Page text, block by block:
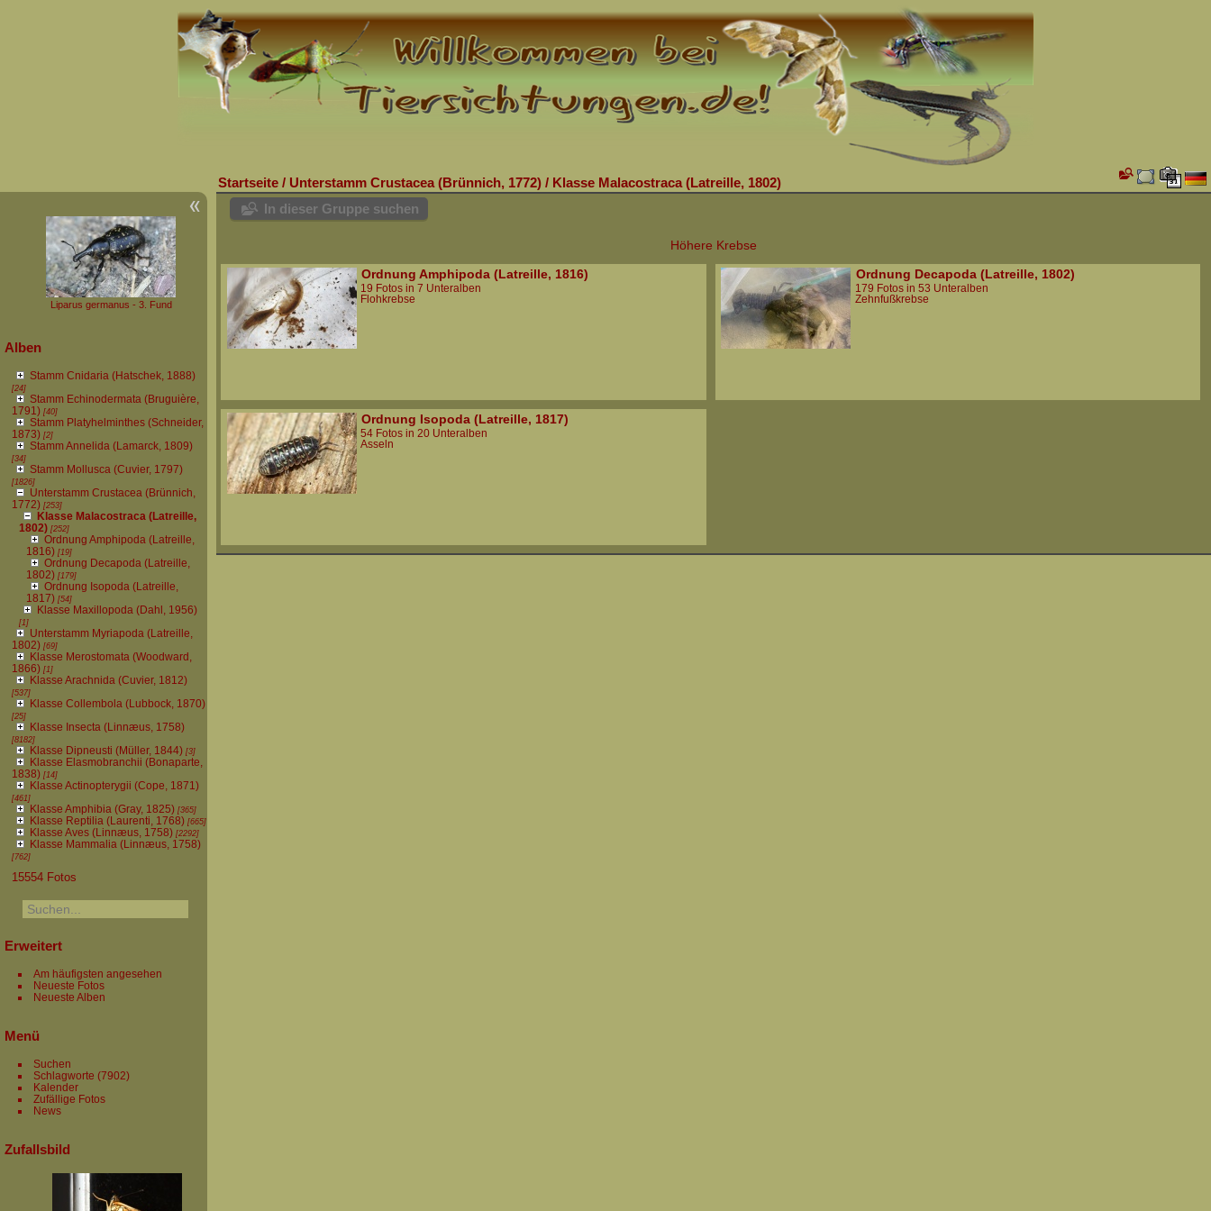
Liparus germanus - 3. Fund
Alben
Stamm Cnidaria (Hatschek, 1888)
[24]
Stamm Echinodermata (Bruguière,
1791)[40]
Stamm Platyhelminthes (Schneider,
1873)[2]
Stamm Annelida (Lamarck, 1809)
[34]
Stamm Mollusca (Cuvier, 1797)
[1826]
Unterstamm Crustacea (Brünnich,
1772)[253]
Klasse Malacostraca (Latreille,
1802)[252]
Ordnung Amphipoda (Latreille,
1816)[19]
Ordnung Decapoda (Latreille,
1802)[179]
Ordnung Isopoda (Latreille,
1817)[54]
Klasse Maxillopoda (Dahl, 1956)
[1]
Unterstamm Myriapoda (Latreille,
1802)[69]
Klasse Merostomata (Woodward,
1866)[1]
Klasse Arachnida (Cuvier, 1812)
[537]
Klasse Collembola (Lubbock, 1870)
[25]
Klasse Insecta (Linnæus, 1758)
[8182]
Klasse Dipneusti (Müller, 1844)[3]
Klasse Elasmobranchii (Bonaparte,
1838)[14]
Klasse Actinopterygii (Cope, 1871)
[461]
Klasse Amphibia (Gray, 1825)[365]
Klasse Reptilia (Laurenti, 1768)[665]
Klasse Aves (Linnæus, 1758)[2292]
Klasse Mammalia (Linnæus, 1758)
[762]
15554 Fotos
Erweitert
Am häufigsten angesehen
Neueste Fotos
Neueste Alben
Menü
Suchen
Schlagworte (7902)
Kalender
Zufällige Fotos
News
Zufallsbild
Startseite / Unterstamm Crustacea (Brünnich, 1772) / Klasse Malacostraca (Latreille, 1802)
In dieser Gruppe suchen
Höhere Krebse
Ordnung Amphipoda (Latreille, 1816)
19 Fotos in 7 Unteralben
Flohkrebse
Ordnung Decapoda (Latreille, 1802)
179 Fotos in 53 Unteralben
Zehnfußkrebse
Ordnung Isopoda (Latreille, 1817)
54 Fotos in 20 Unteralben
Asseln